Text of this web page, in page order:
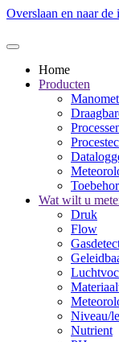
Overslaan en naar de
Home
Producten
Wat wilt u
Druk
Flow
Niveau/
Nutrient